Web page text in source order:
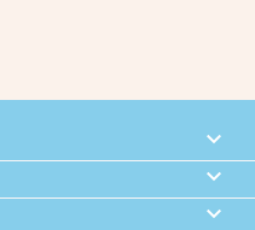


